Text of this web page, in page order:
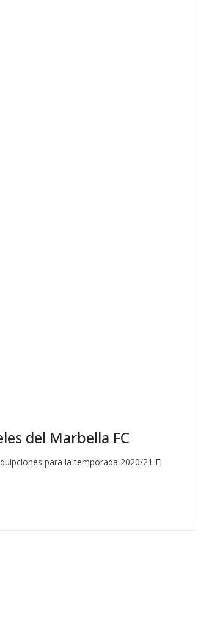
del Marbella FC
para la temporada 2020/21 El